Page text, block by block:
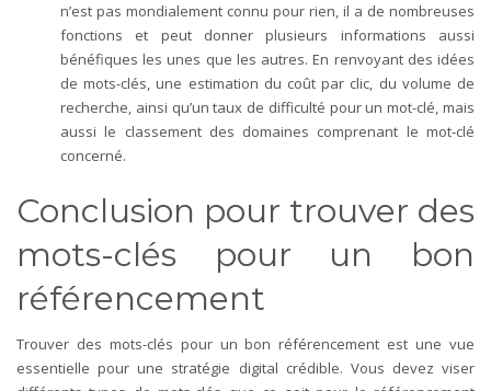
n’est pas mondialement connu pour rien, il a de nombreuses
fonctions et peut donner plusieurs informations aussi
bénéfiques les unes que les autres. En renvoyant des idées
de mots-clés, une estimation du coût par clic, du volume de
recherche, ainsi qu’un taux de difficulté pour un mot-clé, mais
aussi le classement des domaines comprenant le mot-clé
concerné.
Conclusion pour trouver des
mots-clés pour un bon
référencement
Trouver des mots-clés pour un bon référencement est une vue
essentielle pour une stratégie digital crédible. Vous devez viser